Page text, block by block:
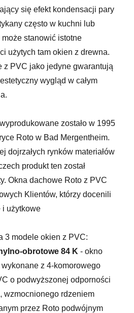
się efekt kondensacji pary
często w kuchni lub
stanowić istotne
użytych tam okien z drewna.
z PVC jako jedyne gwarantują
wygląd w całym
zostało w 1995
Roto w Bad Mergentheim.
dojrzałych rynków materiałów
produkt ten został
Okna dachowe Roto z PVC
Klientów, którzy docenili
i użytkowe
3 modele okien z PVC:
obrotowe 84 K - okno
z 4-komorowego
o podwyższonej odporności
wzmocnionego rdzeniem
przez Roto podwójnym